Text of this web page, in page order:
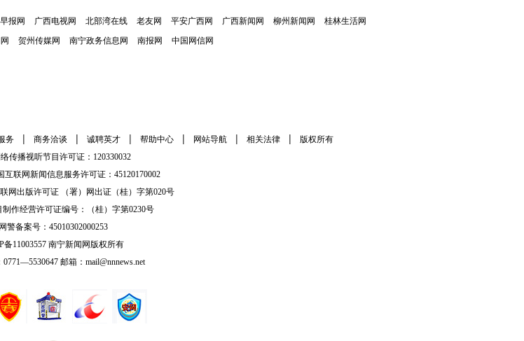
报网 广西电视网 北部湾在线 老友网 平安广西网 广西新闻网 柳州新闻网
桂林生活网
贺州传媒网 南宁政务信息网 南报网 中国网信网
务 | 商务洽谈 | 诚聘英才 | 帮助中心 | 网站导航 | 相关法律 |
版权所有
传播视听节目许可证：120330032
互联网新闻信息服务许可证：45120170002
网出版许可证 （署）网出证（桂）字第020号
制作经营许可证编号：（桂）字第0230号
网警备案号：45010302000253
备11003557 南宁新闻网版权所有
邮箱：mail@nnnews.net